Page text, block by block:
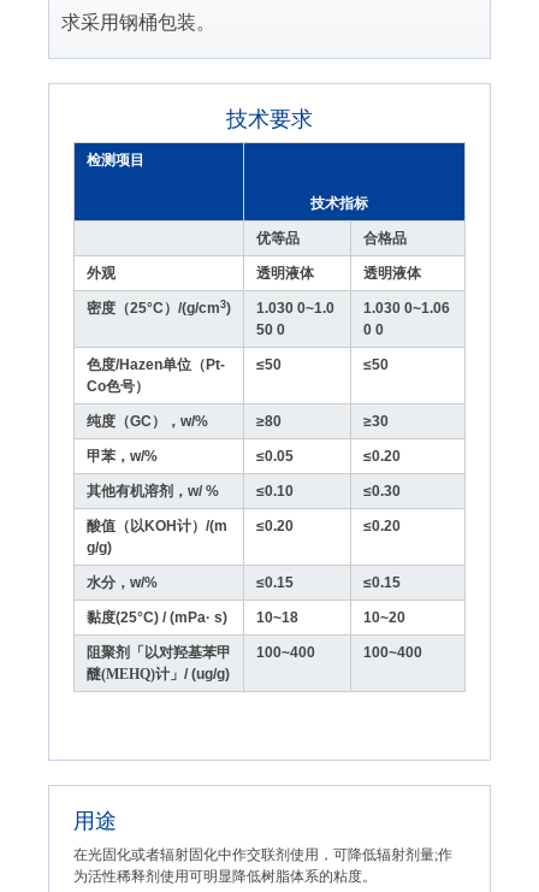
求采用钢桶包装。
技术要求
检测项目
技术指标
优等品 合格品
外观 透明液体 透明液体
密度（25°C）/(g/cm3)
1.030 0~1.0
50 0
1.030 0~1.06
0 0
色度/Hazen单位（Pt-
Co色号）
≤50 ≤50
纯度（GC），w/% ≥80 ≥30
甲苯，w/% ≤0.05 ≤0.20
其他有机溶剂，w/ % ≤0.10 ≤0.30
酸值（以KOH计）/(m
g/g)
≤0.20 ≤0.20
水分，w/% ≤0.15 ≤0.15
黏度(25°C) / (mPa· s) 10~18 10~20
阻聚剂
「以对羟基苯甲
醚(MEHQ)计」 / (ug/g)
100~400 100~400
用途
在光固化或者辐射固化中作交联剂使用，可降低辐射剂量;作
为活性稀释剂使用可明显降低树脂体系的粘度。